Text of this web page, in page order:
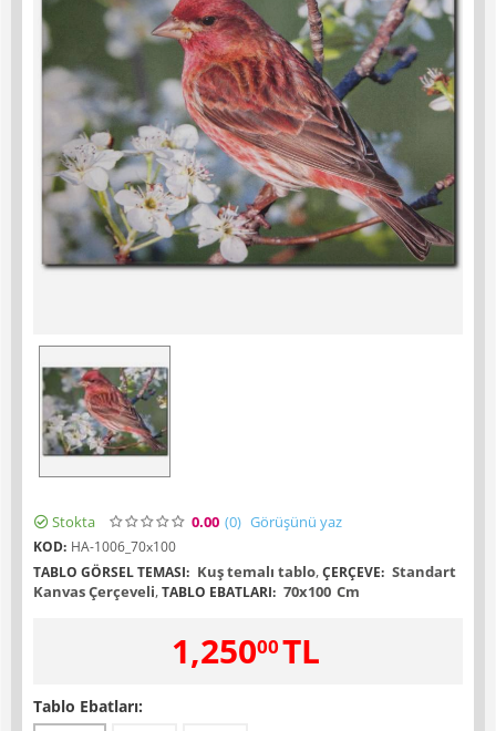
Stokta 0.00 (0) Görüşünü yaz
KOD: HA-1006_70x100
TABLO GÖRSEL TEMASI: Kuş temalı tablo,ÇERÇEVE: Standart
Kanvas Çerçeveli,TABLO EBATLARI: 70x100 Cm
1,25000TL
Tablo Ebatları: